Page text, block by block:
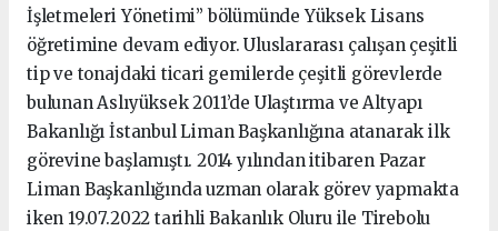
İşletmeleri Yönetimi” bölümünde Yüksek Lisans
öğretimine devam ediyor. Uluslararası çalışan çeşitli
tip ve tonajdaki ticari gemilerde çeşitli görevlerde
bulunan Aslıyüksek 2011’de Ulaştırma ve Altyapı
Bakanlığı İstanbul Liman Başkanlığına atanarak ilk
görevine başlamıştı. 2014 yılından itibaren Pazar
Liman Başkanlığında uzman olarak görev yapmakta
iken 19.07.2022 tarihli Bakanlık Oluru ile Tirebolu